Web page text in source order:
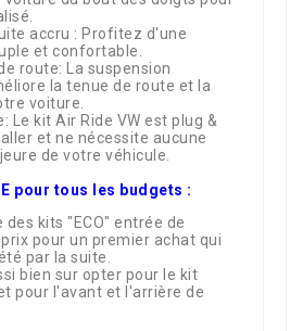
accru : Profitez d'une
et confortable.
route: La suspension
la tenue de route et la
voiture.
Le kit Air Ride VW est plug &
et ne nécessite aucune
de votre véhicule.
pour tous les budgets :
des kits "ECO" entrée de
pour un premier achat qui
par la suite.
bien sur opter pour le kit
pour l'avant et l'arrière de